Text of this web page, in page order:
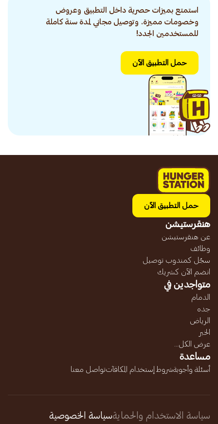
استمتع بميزات حصرية داخل التطبيق وعروض
وخصومات مميزة. وتوصيل مجاني لمدة سنة كاملة
للمستخدمين الجدد!
حمل التطبيق الآن
حمل التطبيق الآن
هنقرستيشن
عن هنقرستيشن
وظائف
سجّل كمندوب توصيل
انضم الآن كشريك
متواجدين في
الدمام
جده
الرياض
الخبر
عرض الكل...
مساعدة
أسئلة وأجوبةشروط إستخدام المكافآتتواصل معنا
سياسة الاستخدام والحمايةسياسة الخصوصية